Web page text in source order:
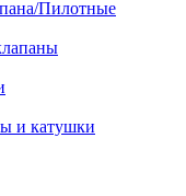
Пилотные
и катушки